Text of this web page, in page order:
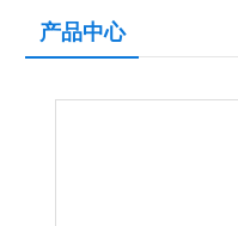
产品中心